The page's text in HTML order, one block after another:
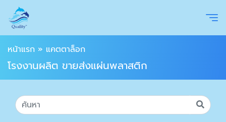
หน้าแรก » แคตตาล็อก
โรงงานผลิต ขายส่งแผ่นพลาสติก